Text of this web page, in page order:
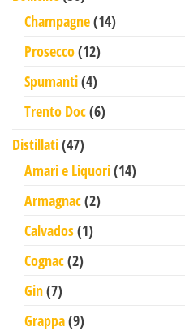
Champagne 1414 prodotti
Prosecco 1212 prodotti
Spumanti 44 prodotti
Trento Doc 66 prodotti
Distillati 4747 prodotti
Amari e Liquori 1414 prodotti
Armagnac 22 prodotti
Calvados 11 prodotto
Cognac 22 prodotti
Gin 77 prodotti
Grappa 99 prodotti